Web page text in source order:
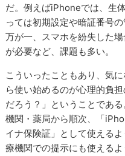
だ。例えばiPhoneでは、生
っては初期設定や暗証番号
万が一、スマホを紛失した
が必要など、課題も多い。
こういったこともあり、気
ら使い始めるのが心理的負
だろう？」ということであ
機関・薬局から順次、「
イナ保険証」として使える
療機関での提示にも使える